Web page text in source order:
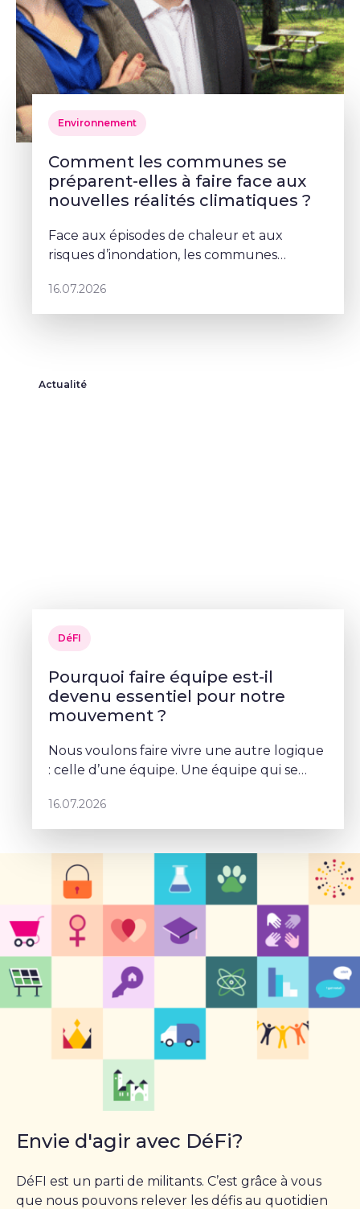
Environnement
Comment les communes se
préparent-elles à faire face aux
nouvelles réalités climatiques ?
Face aux épisodes de chaleur et aux
risques d’inondation, les communes
Schaerbeek, Deborah Lorenzino mise sur la
végétalisation et la participation cito
16.07.2026
Actualité
DéFI
Pourquoi faire équipe est-il
devenu essentiel pour notre
mouvement ?
Nous voulons faire vivre une autre logique
: celle d’une équipe. Une équipe qui se
projet commun – Sophie Rohonyi
16.07.2026
Envie d'agir avec DéFi?
DéFI est un parti de militants. C’est grâce à vous
que nous pouvons relever les défis au quotidien